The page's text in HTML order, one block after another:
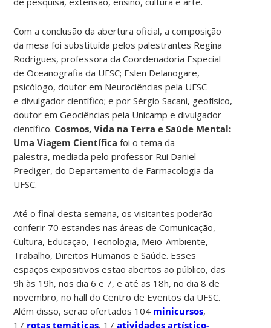
Com a conclusão da abertura oficial, a composição
da mesa foi substituída pelos palestrantes Regina
Rodrigues, professora da Coordenadoria Especial
de Oceanografia da UFSC; Eslen Delanogare,
psicólogo, doutor em Neurociências pela UFSC
e divulgador científico; e por Sérgio Sacani, geofísico,
doutor em Geociências pela Unicamp e divulgador
científico. Cosmos, Vida na Terra e Saúde Mental:
Uma Viagem Científicafoi o tema da
palestra, mediada pelo professor Rui Daniel
Prediger, do Departamento de Farmacologia da
UFSC.
Até o final desta semana, os visitantes poderão
conferir 70 estandes nas áreas de Comunicação,
Cultura, Educação, Tecnologia, Meio-Ambiente,
Trabalho, Direitos Humanos e Saúde. Esses
espaços expositivos estão abertos ao público, das
9h às 19h, nos dia 6 e 7, e até as 18h, no dia 8 de
novembro, no hall do Centro de Eventos da UFSC.
Além disso, serão ofertados 104 minicursos,
17 rotas temáticas, 17atividades artístico-